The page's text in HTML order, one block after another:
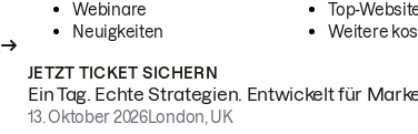
Webinare
Neuigkeiten
Top-
Weitere
JETZT TICKET SICHERN
Ein Tag. Echte Strategien. Entwickelt für
13. Oktober 2026London, UK